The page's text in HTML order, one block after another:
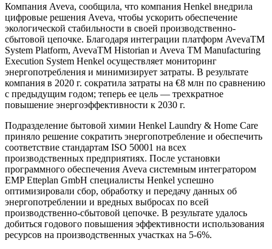
Компания Aveva, сообщила, что компания Henkel внедрила
цифровые решения Aveva, чтобы ускорить обеспечение
экологической стабильности в своей производственно-
сбытовой цепочке. Благодаря интеграции платформ AvevaTM
System Platform, AvevaTM Historian и Aveva TM Manufacturing
Execution System Henkel осуществляет мониторинг
энергопотребления и минимизирует затраты. В результате
компания в 2020 г. сократила затраты на €8 млн по сравнению
с предыдущим годом; теперь ее цель — трехкратное
повышение энергоэффективности к 2030 г.
Подразделение бытовой химии Henkel Laundry & Home Care
приняло решение сократить энергопотребление и обеспечить
соответствие стандартам ISO 50001 на всех
производственных предприятиях. После установки
программного обеспечения Aveva системным интегратором
EMP Etteplan GmbH специалисты Henkel успешно
оптимизировали сбор, обработку и передачу данных об
энергопотреблении и вредных выбросах по всей
производственно-сбытовой цепочке. В результате удалось
добиться годового повышения эффективности использования
ресурсов на производственных участках на 5-6%.